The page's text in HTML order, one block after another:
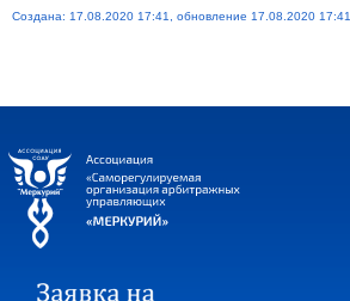
Создана: 17.08.2020 17:41, обновление 17.08.2020 17:41